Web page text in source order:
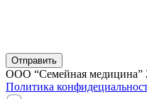
Отправить
ООО “Семейная медицина”
Политика